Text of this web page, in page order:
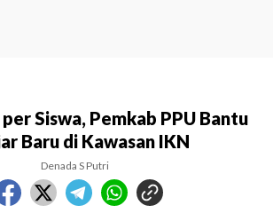
Siswa, Pemkab PPU Bantu
Baru di Kawasan IKN
Denada S Putri